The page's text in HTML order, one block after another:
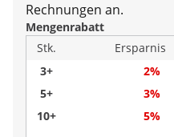
Rechnungen an.
Mengenrabatt
Stk.
Ersparnis
3+
2%
5+
3%
10+
5%